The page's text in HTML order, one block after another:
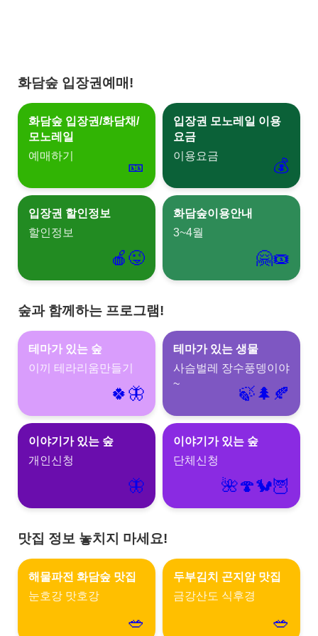
화담숲 입장권예매!
화담숲 입장권/화담채/
모노레일
예매하기
🎫
입장권 모노레일 이용
요금
이용요금
💰
입장권 할인정보
할인정보
🍎‍😜
화담숲이용안내
3~4월
🤗‍🎟️
숲과 함께하는 프로그램!
테마가 있는 숲
이끼 테라리움만들기
🍀‍🦋
테마가 있는 생물
사슴벌레 장수풍뎅이야
~
🍃‍🌲‍🍂
이야기가 있는 숲
개인신청
🦋
이야기가 있는 숲
단체신청
🌺‍🍄‍🐿️‍🦉
맛집 정보 놓치지 마세요!
해물파전 화담숲 맛집
눈호강 맛호강
🥗
두부김치 곤지암 맛집
금강산도 식후경
🥗